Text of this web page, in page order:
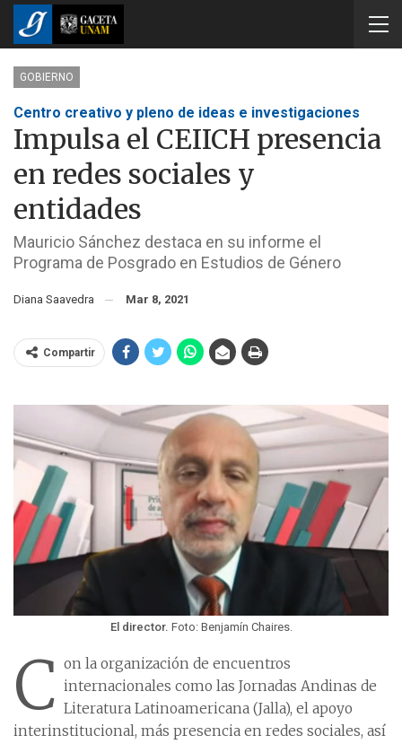
GOBIERNO
Centro creativo y pleno de ideas e investigaciones
Impulsa el CEIICH presencia
en redes sociales y
entidades
Mauricio Sánchez destaca en su informe el
Programa de Posgrado en Estudios de Género
Diana Saavedra Mar 8, 2021
Compartir
El director. Foto: Benjamín Chaires.
C on la organización de encuentros
internacionales como las Jornadas Andinas de
Literatura Latinoamericana (Jalla), el apoyo
interinstitucional, más presencia en redes sociales, así